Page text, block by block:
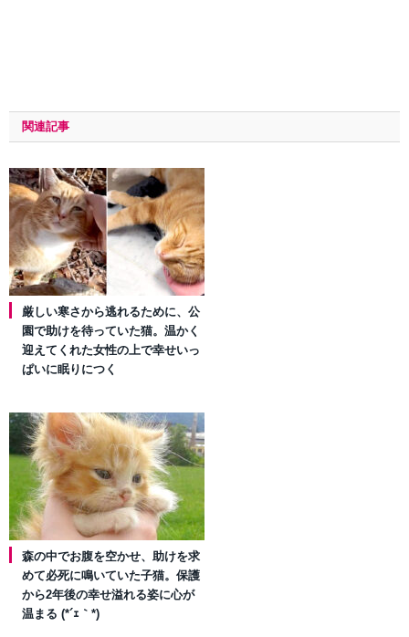
関連記事
厳しい寒さから逃れるために、公
園で助けを待っていた猫。温かく
迎えてくれた女性の上で幸せいっ
ぱいに眠りにつく
森の中でお腹を空かせ、助けを求
めて必死に鳴いていた子猫。保護
から2年後の幸せ溢れる姿に心が
温まる (*´ｪ｀*)